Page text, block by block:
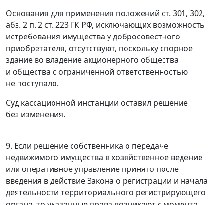
Основания для применения положений ст. 301, 302,
абз. 2 п. 2 ст. 223 ГК РФ, исключающих возможность
истребования имущества у добросовестного
приобретателя, отсутствуют, поскольку спорное
здание во владение акционерного общества
и общества с ограниченной ответственностью
не поступало.
Суд кассационной инстанции оставил решение
без изменения.
9. Если решение собственника о передаче
недвижимого имущества в хозяйственное ведение
или оперативное управление принято после
введения в действиеЗакона о регистрации и начала
деятельности территориального регистрирующего